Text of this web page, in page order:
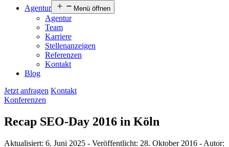
Agentur
Menü öffnen
Agentur
Team
Karriere
Stellenanzeigen
Referenzen
Kontakt
Blog
Jetzt anfragen Kontakt
Konferenzen
Recap SEO-Day 2016 in Köln
Aktualisiert: 6. Juni 2025 - Veröffentlicht: 28. Oktober 2016 - Autor: